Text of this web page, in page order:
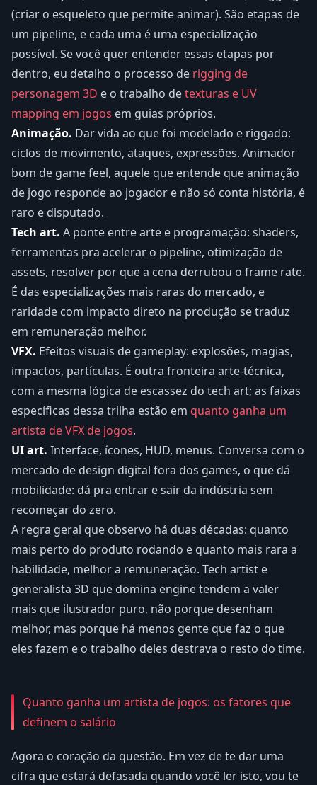
(criar o esqueleto que permite animar). São etapas de
um pipeline, e cada uma é uma especialização
possível. Se você quer entender essas etapas por
dentro, eu detalho o processo de rigging de
personagem 3D e o trabalho detexturas e UV
mapping em jogos em guias próprios.
Animação. Dar vida ao que foi modelado e riggado:
ciclos de movimento, ataques, expressões. Animador
bom de game feel, aquele que entende que animação
de jogo responde ao jogador e não só conta história, é
raro e disputado.
Tech art. A ponte entre arte e programação: shaders,
ferramentas pra acelerar o pipeline, otimização de
assets, resolver por que a cena derrubou o frame rate.
É das especializações mais raras do mercado, e
raridade com impacto direto na produção se traduz
em remuneração melhor.
VFX. Efeitos visuais de gameplay: explosões, magias,
impactos, partículas. É outra fronteira arte-técnica,
com a mesma lógica de escassez do tech art; as faixas
específicas dessa trilha estão em quanto ganha um
artista de VFX de jogos.
UI art. Interface, ícones, HUD, menus. Conversa com o
mercado de design digital fora dos games, o que dá
mobilidade: dá pra entrar e sair da indústria sem
recomeçar do zero.
A regra geral que observo há duas décadas: quanto
mais perto do produto rodando e quanto mais rara a
habilidade, melhor a remuneração. Tech artist e
generalista 3D que domina engine tendem a valer
mais que ilustrador puro, não porque desenham
melhor, mas porque há menos gente que faz o que
eles fazem e o trabalho deles destrava o resto do time.
Quanto ganha um artista de jogos: os fatores que
definem o salário
Agora o coração da questão. Em vez de te dar uma
cifra que estará defasada quando você ler isto, vou te